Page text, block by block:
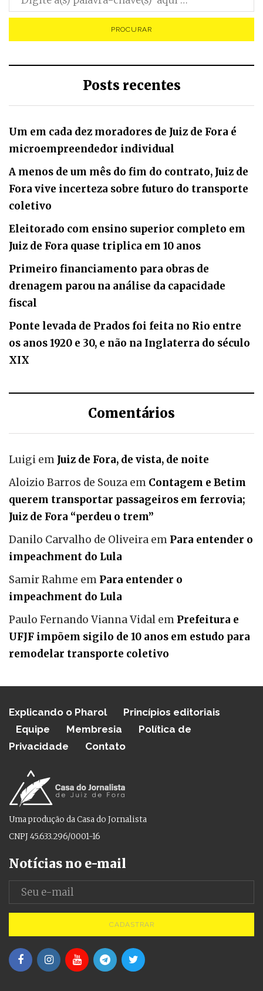
Posts recentes
Um em cada dez moradores de Juiz de Fora é
microempreendedor individual
A menos de um mês do fim do contrato, Juiz de
Fora vive incerteza sobre futuro do transporte
coletivo
Eleitorado com ensino superior completo em
Juiz de Fora quase triplica em 10 anos
Primeiro financiamento para obras de
drenagem parou na análise da capacidade
fiscal
Ponte levada de Prados foi feita no Rio entre
os anos 1920 e 30, e não na Inglaterra do século
XIX
Comentários
Luigi em Juiz de Fora, de vista, de noite
Aloizio Barros de Souza em Contagem e Betim
querem transportar passageiros em ferrovia;
Juiz de Fora “perdeu o trem”
Danilo Carvalho de Oliveira em Para entender o
impeachment do Lula
Samir Rahme em Para entender o
impeachment do Lula
Paulo Fernando Vianna Vidal em Prefeitura e
UFJF impõem sigilo de 10 anos em estudo para
remodelar transporte coletivo
Explicando o Pharol
Princípios editoriais
Equipe
Membresia
Política de
Privacidade
Contato
Uma produção da Casa do Jornalista
CNPJ 45.633.296/0001-16
Notícias no e-mail
CADASTRAR